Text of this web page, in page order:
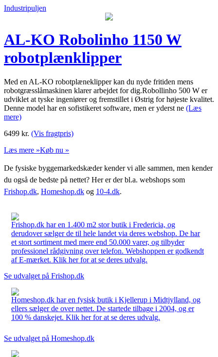
Industripuljen
AL-KO Robolinho 1150 W
robotplænklipper
Med en AL-KO robotplæneklipper kan du nyde fritiden mens
robotgræsslåmaskinen klarer arbejdet for dig.Robollinho 500 W er
udviklet at tyske ingeniører og fremstillet i Østrig for højeste kvalitet.
Denne model har en sofistikeret software, men er yderst ne (Læs
mere)
6499 kr. (Vis fragtpris)
Læs mere »Køb nu »
De fysiske byggemarkedskæder kender vi alle sammen, men kender
du også de bedste på nettet? Her er der bl.a. webshops som
Frishop.dk, Homeshop.dk og 10-4.dk.
Frishop.dk har en 1.400 m2 stor butik i Fredericia, og
derudover sælger de til hele landet via deres webshop. De har
et stort sortiment med mere end 50.000 varer, og tilbyder
professionel rådgivning over telefon. Webshoppen er godkendt
af E-mærket. Klik her for at se deres udvalg.
Se udvalget på Frishop.dk
Homeshop.dk har en fysisk butik i Kjellerup i Midtjylland, og
ellers sælger de over nettet. De startede tilbage i 2004, og er
100 % danskejet. Klik her for at se deres udvalg.
Se udvalget på Homeshop.dk